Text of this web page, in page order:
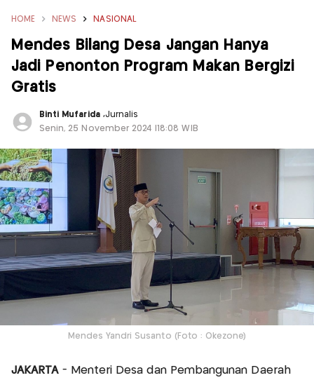
HOME NEWS NASIONAL
Mendes Bilang Desa Jangan Hanya
Jadi Penonton Program Makan Bergizi
Gratis
Binti Mufarida ,Jurnalis
Senin, 25 November 2024 |18:08 WIB
Mendes Yandri Susanto (Foto : Okezone)
JAKARTA - Menteri Desa dan Pembangunan Daerah